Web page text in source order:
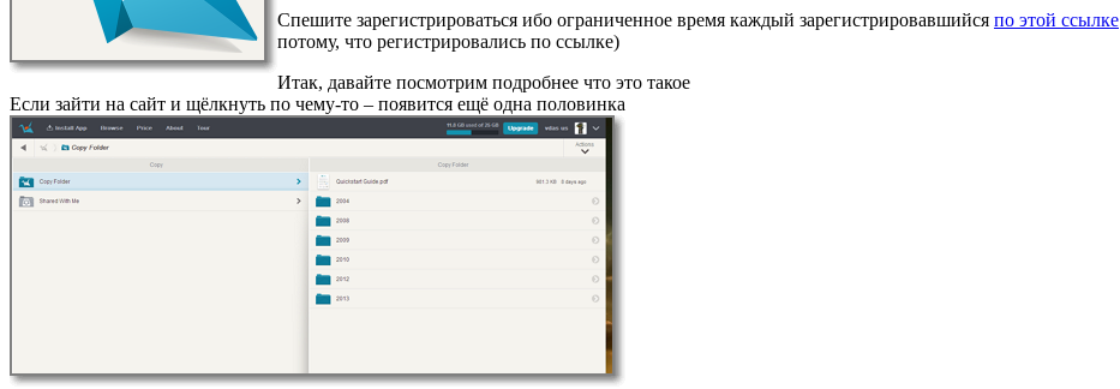
Спешите зарегистрироваться ибо ограниченное время каждый зарегистрировавшийся по этой ссылке
потому, что регистрировались по ссылке)
Итак, давайте посмотрим подробнее что это такое
Если зайти на сайт и щёлкнуть по чему-то – появится ещё одна половинка